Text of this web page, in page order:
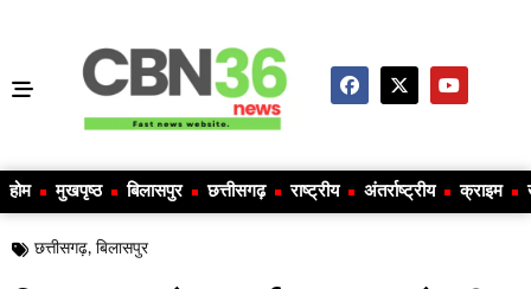
होम मुखपृष्ठ बिलासपुर छत्तीसगढ़ राष्ट्रीय अंतर्राष्ट्रीय क्राइम
छत्तीसगढ़, बिलासपुर